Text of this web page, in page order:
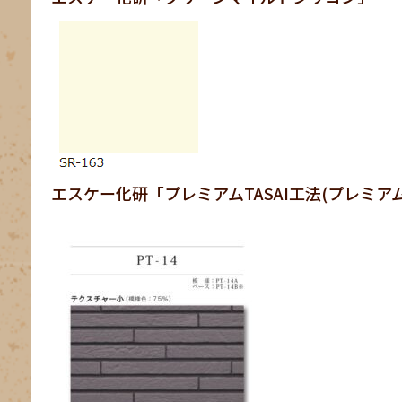
エスケー化研「プレミアムTASAI工法(プレミア